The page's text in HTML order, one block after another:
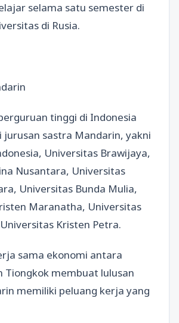
selama satu semester di
di Rusia.
tinggi di Indonesia
jurusan sastra Mandarin, yakni
Universitas Brawijaya,
Nusantara, Universitas
Universitas Bunda Mulia,
Maranatha, Universitas
Kristen Petra.
sama ekonomi antara
Tiongkok membuat lulusan
memiliki peluang kerja yang